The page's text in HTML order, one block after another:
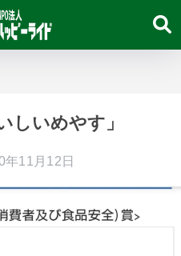
しいめやす」
年11月12日